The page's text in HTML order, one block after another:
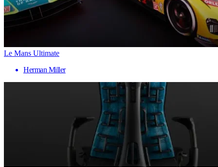
Le Mans Ultimate
Herman Miller